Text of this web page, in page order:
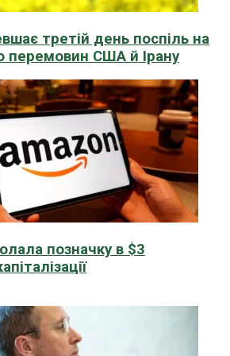
третій день поспіль на
перемовин США й Ірану
позначку в $3